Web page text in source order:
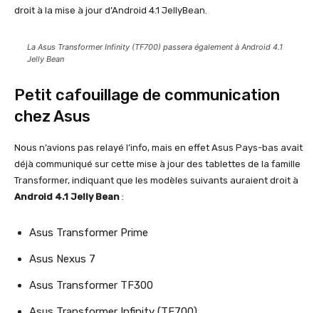
droit à la mise à jour d’Android 4.1 JellyBean.
La Asus Transformer Infinity (TF700) passera également à Android 4.1
Jelly Bean
Petit cafouillage de communication
chez Asus
Nous n’avions pas relayé l’info, mais en effet Asus Pays-bas avait
déjà communiqué sur cette mise à jour des tablettes de la famille
Transformer, indiquant que les modèles suivants auraient droit à
Android 4.1 Jelly Bean :
Asus Transformer Prime
Asus Nexus 7
Asus Transformer TF300